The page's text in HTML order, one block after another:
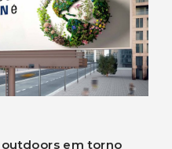
outdoors em torno